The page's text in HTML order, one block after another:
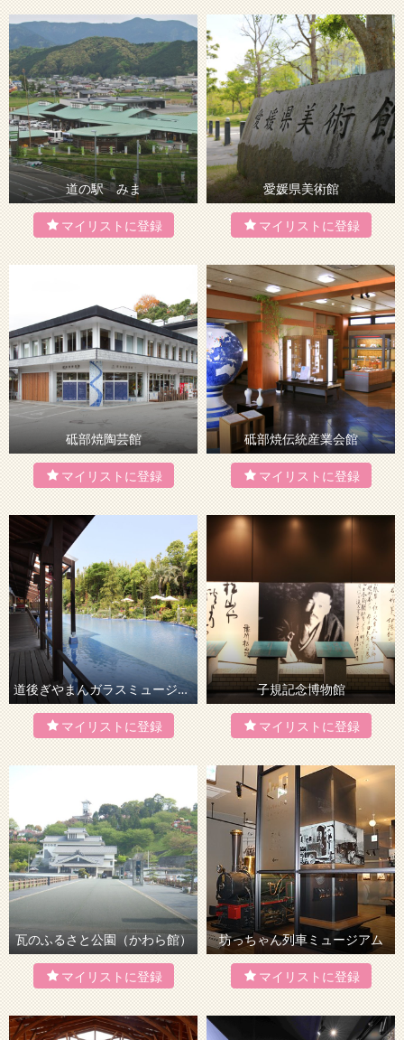
道の駅 みま 愛媛県美術館
砥部焼陶芸館 砥部焼伝統産業会館
道後ぎやまんガラスミュージアム 子規記念博物館
瓦のふるさと公園（かわら館） 坊っちゃん列車ミュージアム